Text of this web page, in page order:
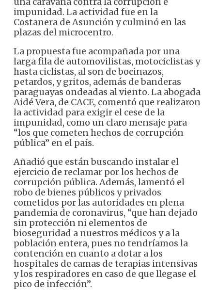
impunidad. La actividad fue en la
Costanera de Asunción y culminó en las
plazas del microcentro.
La propuesta fue acompañada por una
larga fila de automovilistas, motociclistas y
hasta ciclistas, al son de bocinazos,
petardos, y gritos, además de banderas
paraguayas ondeadas al viento. La abogada
Aidé Vera, de CACE, comentó que realizaron
la actividad para exigir el cese de la
impunidad, como un claro mensaje para
“los que cometen hechos de corrupción
pública” en el país.
Añadió que están buscando instalar el
ejercicio de reclamar por los hechos de
corrupción pública. Además, lamentó el
robo de bienes públicos y privados
cometidos por las autoridades en plena
pandemia de coronavirus, “que han dejado
sin protección ni elementos de
bioseguridad a nuestros médicos y a la
población entera, pues no tendríamos la
contención en cuanto a dotar a los
hospitales de camas de terapias intensivas
y los respiradores en caso de que llegase el
pico de infección”.